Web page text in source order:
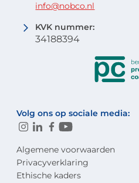
info@nobco.nl
KVK nummer:
34188394
Volg ons op sociale media:
Algemene voorwaarden
Privacyverklaring
Ethische kaders